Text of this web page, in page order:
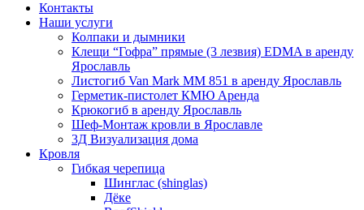
Контакты
Наши услуги
Колпаки и дымники
Клещи “Гофра” прямые (3 лезвия) EDMA в аренду
Ярославль
Листогиб Van Mark MM 851 в аренду Ярославль
Герметик-пистолет КМЮ Аренда
Крюкогиб в аренду Ярославль
Шеф-Монтаж кровли в Ярославле
3Д Визуализация дома
Кровля
Гибкая черепица
Шинглас (shinglas)
Дёке